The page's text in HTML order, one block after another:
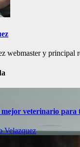
webmaster y principal
veterinario para
Velazquez